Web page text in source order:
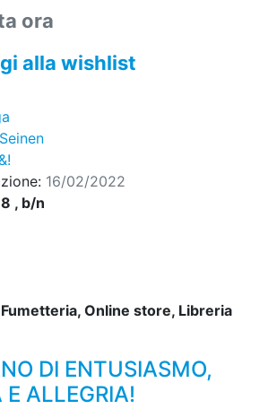
ora
alla wishlist
Seinen
16/02/2022
, b/n
Fumetteria, Online store, Libreria
DI ENTUSIASMO,
E ALLEGRIA!